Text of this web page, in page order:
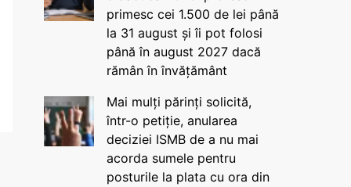
primesc cei 1.500 de lei până
la 31 august și îi pot folosi
până în august 2027 dacă
rămân în învățământ
Mai mulți părinți solicită,
într-o petiție, anularea
deciziei ISMB de a nu mai
acorda sumele pentru
posturile la plata cu ora din